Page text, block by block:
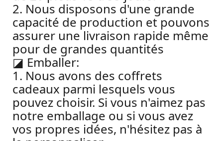
2. Nous disposons d'une grande
capacité de production et pouvons
assurer une livraison rapide même
pour de grandes quantités
◪ Emballer:
1. Nous avons des coffrets
cadeaux parmi lesquels vous
pouvez choisir. Si vous n'aimez pas
notre emballage ou si vous avez
vos propres idées, n'hésitez pas à